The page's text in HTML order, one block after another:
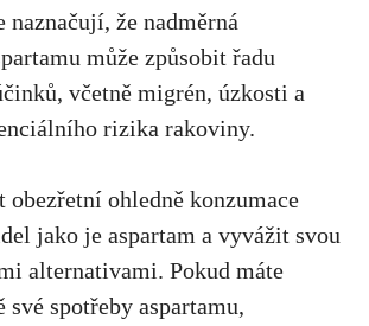
naznačují, že nadměrná
může způsobit řadu
včetně migrén, ​úzkosti a
rizika rakoviny.
obezřetní ohledně konzumace
jako je aspartam a ​vyvážit svou
alternativami. Pokud máte
své spotřeby aspartamu,